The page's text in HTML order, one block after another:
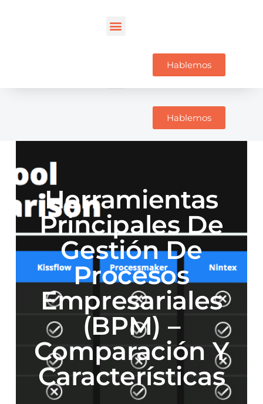
Hablemos
Hablemos
Herramientas
Principales De
Gestión De
Procesos
Empresariales
(BPM) –
Comparación Y
Características